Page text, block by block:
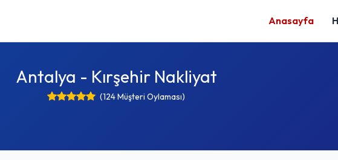
Anasayfa
Antalya - Kırşehir Nakliyat
(124 Müşteri Oylaması)